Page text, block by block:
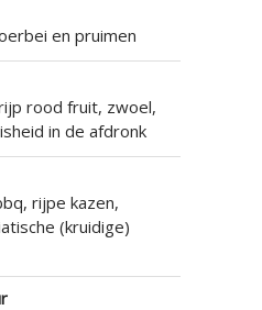
en pruimen
rood fruit, zwoel,
in de afdronk
rijpe kazen,
(kruidige)